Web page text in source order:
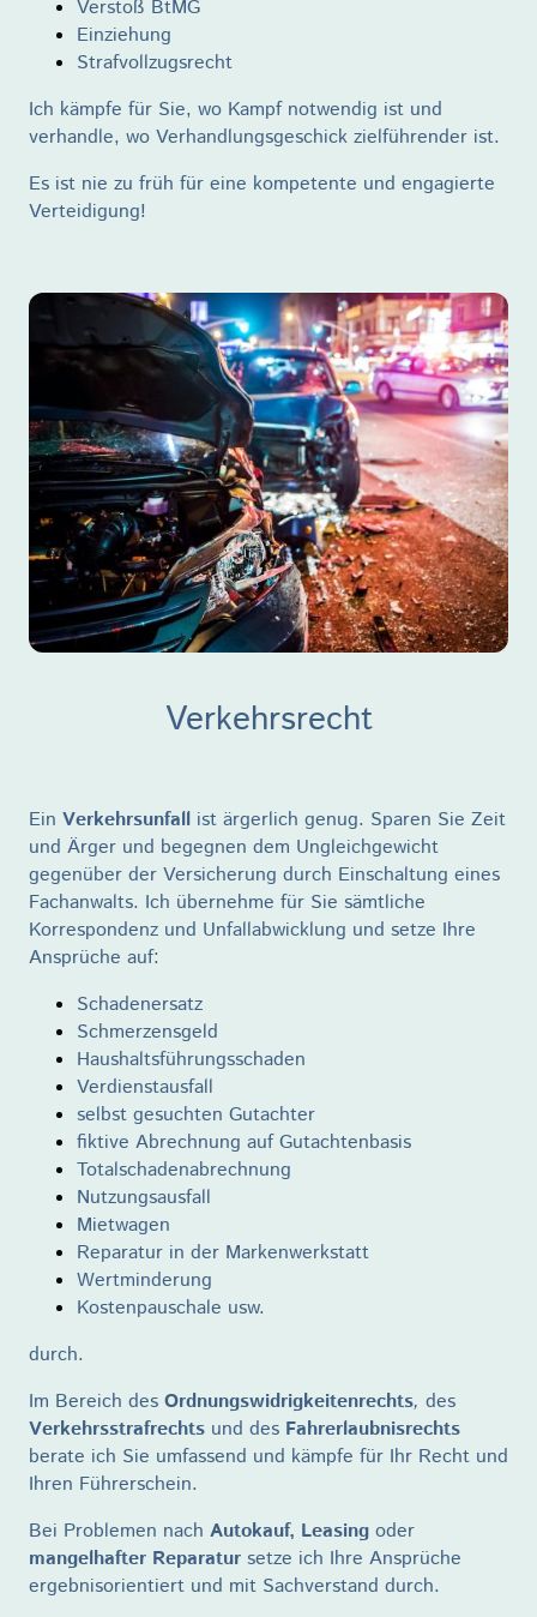
Verstoß BtMG
Einziehung
Strafvollzugsrecht
Ich kämpfe für Sie, wo Kampf notwendig ist und
verhandle, wo Verhandlungsgeschick zielführender ist.
Es ist nie zu früh für eine kompetente und engagierte
Verteidigung!
Verkehrsrecht
Ein Verkehrsunfall ist ärgerlich genug. Sparen Sie Zeit
und Ärger und begegnen dem Ungleichgewicht
gegenüber der Versicherung durch Einschaltung eines
Fachanwalts. Ich übernehme für Sie sämtliche
Korrespondenz und Unfallabwicklung und setze Ihre
Ansprüche auf:
Schadenersatz
Schmerzensgeld
Haushaltsführungsschaden
Verdienstausfall
selbst gesuchten Gutachter
fiktive Abrechnung auf Gutachtenbasis
Totalschadenabrechnung
Nutzungsausfall
Mietwagen
Reparatur in der Markenwerkstatt
Wertminderung
Kostenpauschale usw.
durch.
Im Bereich des Ordnungswidrigkeitenrechts, des
Verkehrsstrafrechts und des Fahrerlaubnisrechts
berate ich Sie umfassend und kämpfe für Ihr Recht und
Ihren Führerschein.
Bei Problemen nach Autokauf, Leasing oder
mangelhafter Reparatur setze ich Ihre Ansprüche
ergebnisorientiert und mit Sachverstand durch.